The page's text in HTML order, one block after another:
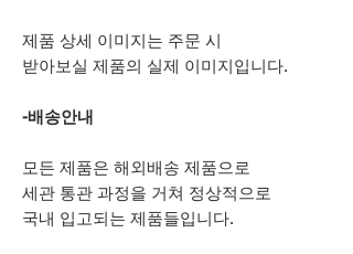
제품 상세 이미지는 주문 시
받아보실 제품의 실제 이미지입니다.
-배송안내
모든 제품은 해외배송 제품으로
세관 통관 과정을 거쳐 정상적으로
국내 입고되는 제품들입니다.